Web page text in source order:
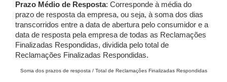
Prazo Médio de Resposta: Corresponde à média do
prazo de resposta da empresa, ou seja, à soma dos dias
transcorridos entre a data de abertura pelo consumidor e a
data de resposta pela empresa de todas as Reclamações
Finalizadas Respondidas, dividida pelo total de
Reclamações Finalizadas Respondidas.
Soma dos prazos de resposta / Total de Reclamações Finalizadas Respondidas